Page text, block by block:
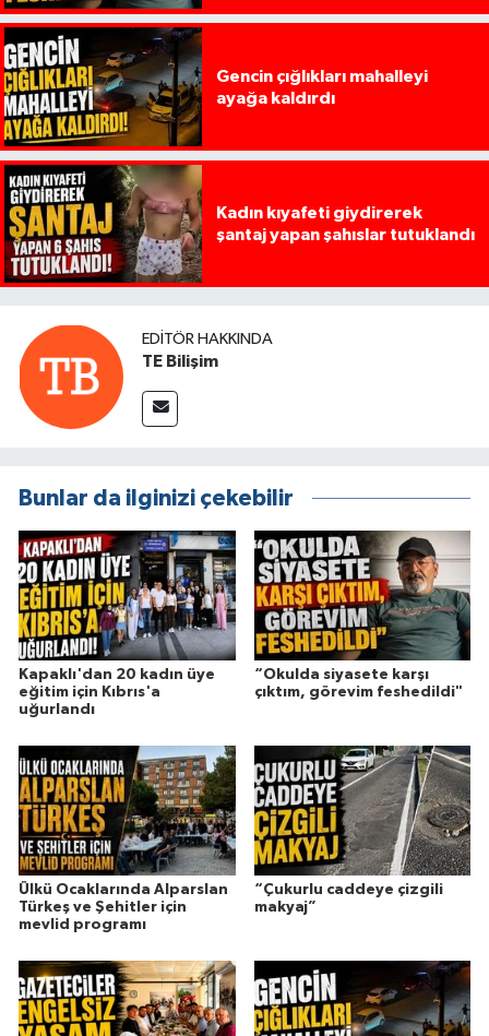
Gencin çığlıkları mahalleyi
ayağa kaldırdı
Kadın kıyafeti giydirerek
şantaj yapan şahıslar tutuklandı
EDITÖR HAKKINDA
TE Bilişim
Bunlar da ilginizi çekebilir
Kapaklı'dan 20 kadın üye
eğitim için Kıbrıs'a
uğurlandı
“Okulda siyasete karşı
çıktım, görevim feshedildi"
Ülkü Ocaklarında Alparslan
Türkeş ve Şehitler için
mevlid programı
“Çukurlu caddeye çizgili
makyaj”